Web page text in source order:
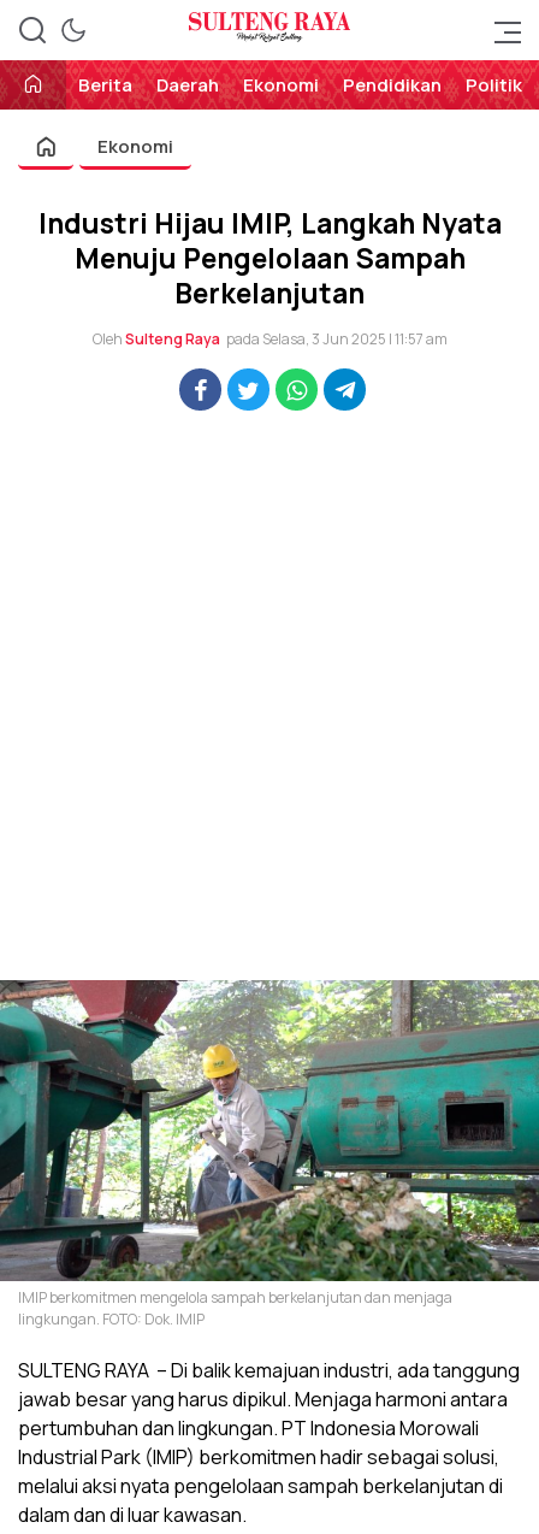
Sulteng Raya
Perekat Rakyat Sulteng
Berita
Daerah Ekonomi Pendidikan Politik
Ekonomi
Industri Hijau IMIP, Langkah Nyata
Menuju Pengelolaan Sampah
Berkelanjutan
OlehSulteng Raya pada Selasa, 3 Jun 2025 | 11:57 am
IMIP berkomitmen mengelola sampah berkelanjutan dan menjaga
lingkungan. FOTO: Dok. IMIP
SULTENG RAYA – Di balik kemajuan industri, ada tanggung
jawab besar yang harus dipikul. Menjaga harmoni antara
pertumbuhan dan lingkungan. PT Indonesia Morowali
Industrial Park (IMIP) berkomitmen hadir sebagai solusi,
melalui aksi nyata pengelolaan sampah berkelanjutan di
dalam dan di luar kawasan.